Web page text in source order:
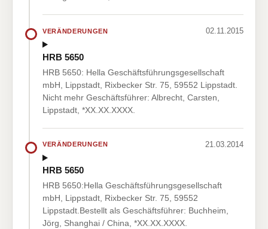
VERÄNDERUNGEN 02.11.2015
HRB 5650
HRB 5650: Hella Geschäftsführungsgesellschaft
mbH, Lippstadt, Rixbecker Str. 75, 59552 Lippstadt.
Nicht mehr Geschäftsführer: Albrecht, Carsten,
Lippstadt, *XX.XX.XXXX.
VERÄNDERUNGEN 21.03.2014
HRB 5650
HRB 5650:Hella Geschäftsführungsgesellschaft
mbH, Lippstadt, Rixbecker Str. 75, 59552
Lippstadt.Bestellt als Geschäftsführer: Buchheim,
Jörg, Shanghai / China, *XX.XX.XXXX.